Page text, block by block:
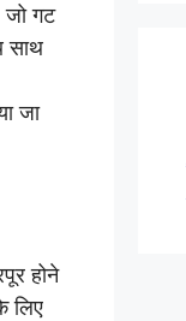
जो गट
साथ
जा
होने
लिए